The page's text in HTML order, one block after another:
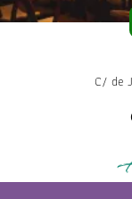
C/ de